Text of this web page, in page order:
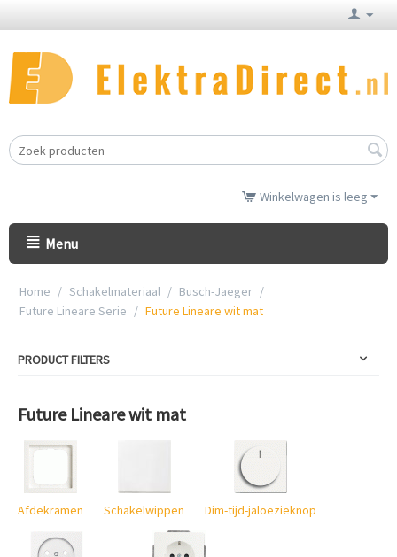
Winkelwagen is leeg
Menu
Home / Schakelmateriaal / Busch-Jaeger /
Future Lineare Serie / Future Lineare wit mat
PRODUCT FILTERS
Future Lineare wit mat
Afdekramen Schakelwippen Dim-tijd-jaloezieknop